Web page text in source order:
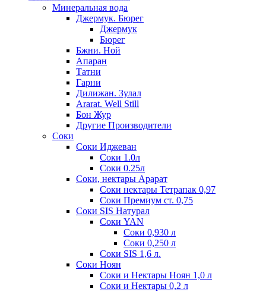
Минеральная вода
Джермук. Бюрег
Джермук
Бюрег
Бжни. Ной
Апаран
Татни
Гарни
Дилижан. Зулал
Ararat. Well Still
Бон Жур
Другие Производители
Соки
Соки Иджеван
Соки 1.0л
Соки 0.25л
Соки, нектары Арарат
Соки нектары Тетрапак 0,97
Соки Премиум ст. 0,75
Соки SIS Натурал
Соки YAN
Соки 0,930 л
Соки 0,250 л
Соки SIS 1,6 л.
Соки Ноян
Соки и Нектары Ноян 1,0 л
Соки и Нектары 0,2 л